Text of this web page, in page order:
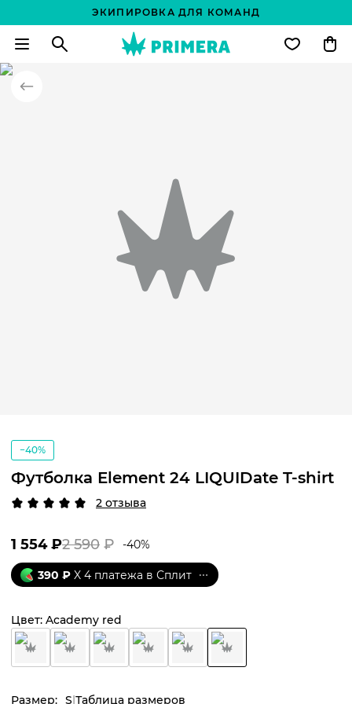
ЭКИПИРОВКА ДЛЯ КОМАНД
−40%
Футболка Element 24 LIQUIDate T-shirt
2 отзыва
2 590 ₽
1 554 ₽ -40%
390 ₽ X 4 платежа в Сплит
Цвет: Academy red
Размер: S Таблица размеров